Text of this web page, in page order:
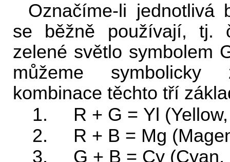
Označíme-li jednotlivá
se běžně používají, tj.
zelené světlo symbolem
můžeme symbolicky
kombinace těchto tří
1. R + G = Yl (Yellow,
2. R + B = Mg
3. G + B = Cy (Cyan,